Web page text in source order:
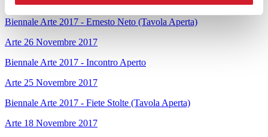
Biennale Arte 2017 - Ernesto Neto (Tavola Aperta)
Arte 26 Novembre 2017
Biennale Arte 2017 - Incontro Aperto
Arte 25 Novembre 2017
Biennale Arte 2017 - Fiete Stolte (Tavola Aperta)
Arte 18 Novembre 2017